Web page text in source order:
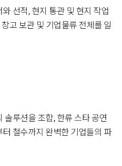
선적, 현지 통관 및 현지 작업
고 보관 및 기업물류 전체를 일
루션을 조합, 한류 스타 공연
철수까지 완벽한 기업들의 파